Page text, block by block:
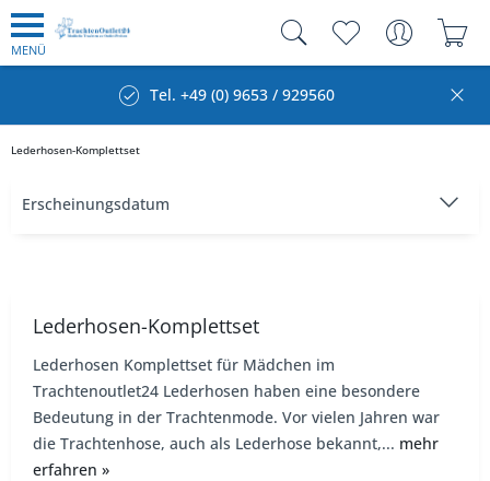
MENÜ
Tel. +49 (0) 9653 / 929560
Lederhosen-Komplettset
Lederhosen-Komplettset
Lederhosen Komplettset für Mädchen im
Trachtenoutlet24 Lederhosen haben eine besondere
Bedeutung in der Trachtenmode. Vor vielen Jahren war
die Trachtenhose, auch als Lederhose bekannt,... mehr
erfahren »